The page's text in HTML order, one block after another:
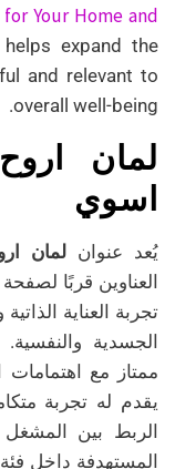
Your Home and
expand the
and relevant to
overall well-being.
لمان
اسوي
يُعد عنوانلمان
العناوين قربًا
تجربة العناية
الجسدية
ممتاز مع
يقدم له تجربة
الربط بين
المستهدفة داخل